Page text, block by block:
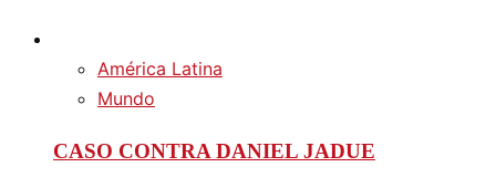
América Latina
Mundo
CASO CONTRA DANIEL JADUE